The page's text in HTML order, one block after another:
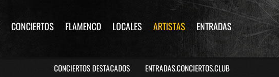
CONCIERTOS FLAMENCO LOCALES ARTISTAS ENTRADAS
CONCIERTOS DESTACADOS ENTRADAS.CONCIERTOS.CLUB